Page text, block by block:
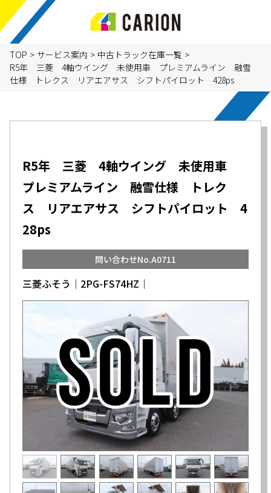
TOP > サービス案内 > 中古トラック在庫一覧 >
R5年 三菱 4軸ウイング 未使用車 プレミアムライン 融雪
仕様 トレクス リアエアサス シフトパイロット 428ps
R5年 三菱 4軸ウイング 未使用車
プレミアムライン 融雪仕様 トレク
ス リアエアサス シフトパイロット 4
28ps
問い合わせNo.A0711
三菱ふそう│2PG-FS74HZ│